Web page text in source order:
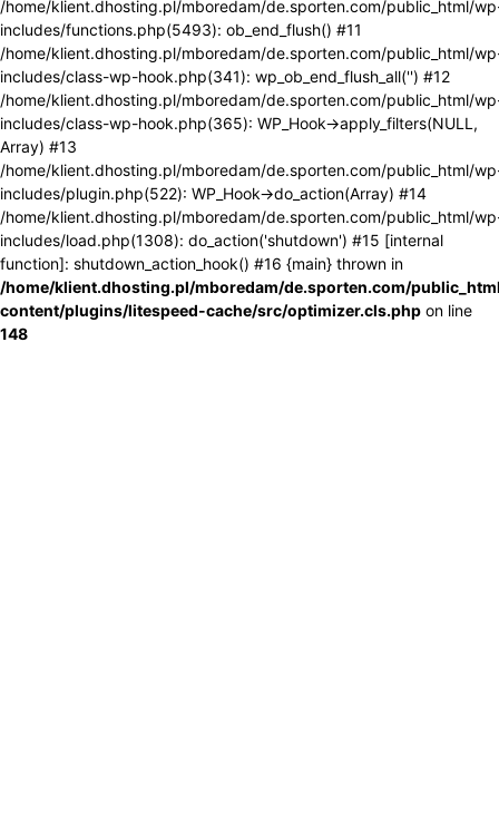
/home/klient.dhosting.pl/mboredam/de.sporten.com/public_html/
includes/functions.php(5493): ob_end_flush() #11
/home/klient.dhosting.pl/mboredam/de.sporten.com/public_html/
includes/class-wp-hook.php(341): wp_ob_end_flush_all('') #12
/home/klient.dhosting.pl/mboredam/de.sporten.com/public_html/
includes/class-wp-hook.php(365): WP_Hook->apply_filters(NULL,
Array) #13
/home/klient.dhosting.pl/mboredam/de.sporten.com/public_html/
includes/plugin.php(522): WP_Hook->do_action(Array) #14
/home/klient.dhosting.pl/mboredam/de.sporten.com/public_html/
includes/load.php(1308): do_action('shutdown') #15 [internal
function]: shutdown_action_hook() #16 {main} thrown in
/home/klient.dhosting.pl/mboredam/de.sporten.com/
content/plugins/litespeed-cache/src/optimizer.cls.php on line
148